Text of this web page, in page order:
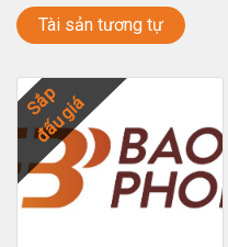
Tài sản tương tự
Sắp
đấu giá